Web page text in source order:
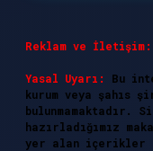
Reklam ve İletişim:
Yasal Uyarı:
Bu
kurum veya şahıs
bulunmamaktadır.
hazırladığımız
yer alan içerikler